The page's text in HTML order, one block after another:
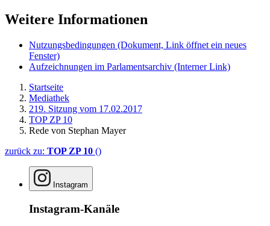
Weitere Informationen
Nutzungsbedingungen (Dokument, Link öffnet ein neues
Fenster)
Aufzeichnungen im Parlamentsarchiv (Interner Link)
Startseite
Mediathek
219. Sitzung vom 17.02.2017
TOP ZP 10
Rede von Stephan Mayer
zurück zu: TOP ZP 10 ()
Instagram
Instagram-Kanäle